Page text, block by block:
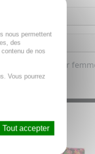
de toilette pour
nous permettent
des
de nos
Vous pourrez
Tout accepter